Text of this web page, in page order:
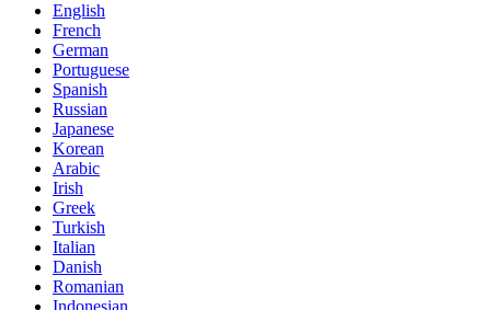
English
French
German
Portuguese
Spanish
Russian
Japanese
Korean
Arabic
Irish
Greek
Turkish
Italian
Danish
Romanian
Indonesian